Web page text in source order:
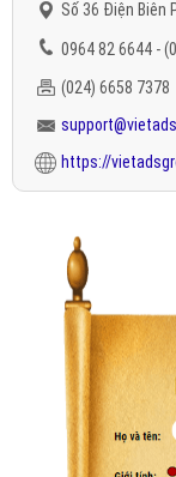
Số 36 Điện Biên
0964 82 6644 -
(024) 6658 7378
https://